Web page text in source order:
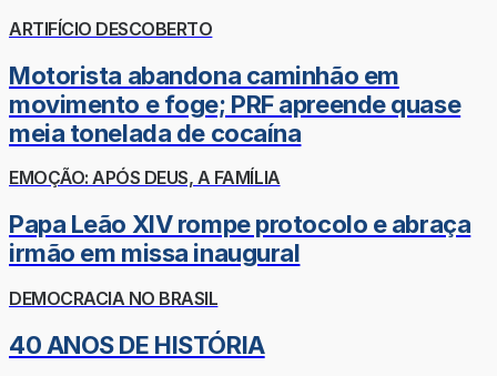
ARTIFÍCIO DESCOBERTO
Motorista abandona caminhão em
movimento e foge; PRF apreende quase
meia tonelada de cocaína
EMOÇÃO: APÓS DEUS, A FAMÍLIA
Papa Leão XIV rompe protocolo e abraça
irmão em missa inaugural
DEMOCRACIA NO BRASIL
40 ANOS DE HISTÓRIA